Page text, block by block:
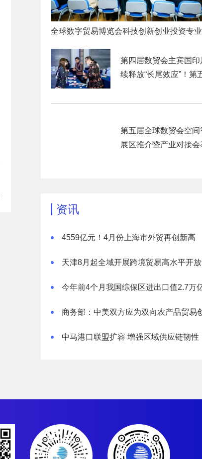
第四届数贸会主宾国印
续释放“长尾效应”！第
暨“数贸客商中国行”圆
第五届全球数贸会空间
展区推介暨产业对接会
资讯
4559亿元！4月份上海市外贸再创新高
天津8月起全域开展跨境贸易高水平开
中马港口联盟扩容 增强区域供应链韧性